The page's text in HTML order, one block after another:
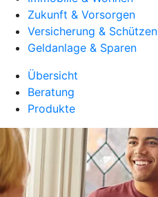
Zukunft & Vorsorgen
Versicherung & Schützen
Geldanlage & Sparen
Übersicht
Beratung
Produkte